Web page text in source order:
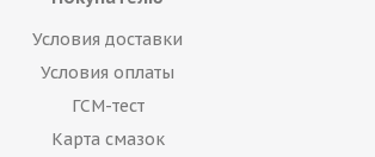
Условия доставки
Условия оплаты
ГСМ-тест
Карта смазок